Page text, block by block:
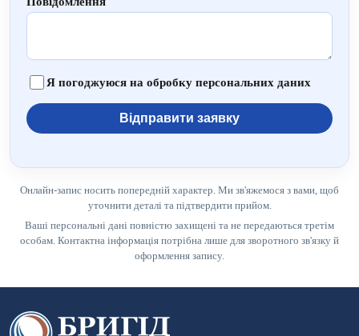
Я погоджуюся на обробку персональних даних
Відправити заявку
Онлайн-запис носить попередній характер. Ми зв'яжемося з вами, щоб
уточнити деталі та підтвердити прийом.
Ваші персональні дані повністю захищені та не передаються третім
особам. Контактна інформація потрібна лише для зворотного зв'язку й
оформлення запису.